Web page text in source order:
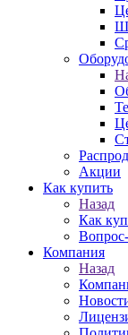
Акции
Как купить
Назад
Как
Компания
Назад